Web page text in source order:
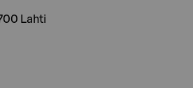
Lahti